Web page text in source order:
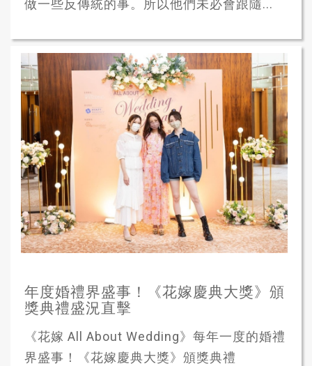
做一些反傳統的事。所以他們未必會跟隨...
年度婚禮界盛事！《花嫁慶典大獎》頒
獎典禮盛況直擊
《花嫁 All About Wedding》每年一度的婚禮
界盛事！《花嫁慶典大獎》頒獎典禮